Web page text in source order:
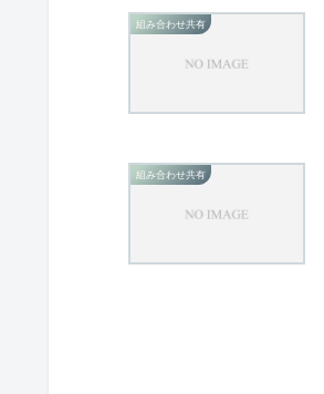
組み合わせ共有
組み合わせ共有